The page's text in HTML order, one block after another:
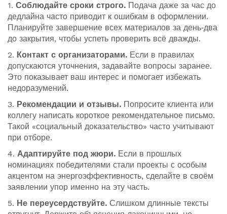
1. Соблюдайте сроки строго. Подача даже за час до
дедлайна часто приводит к ошибкам в оформлении.
Планируйте завершение всех материалов за день‑два
до закрытия, чтобы успеть проверить всё дважды.
2. Контакт с организаторами. Если в правилах
допускаются уточнения, задавайте вопросы заранее.
Это показывает ваш интерес и помогает избежать
недоразумений.
3. Рекомендации и отзывы. Попросите клиента или
коллегу написать короткое рекомендательное письмо.
Такой «социальный доказательство» часто учитывают
при отборе.
4. Адаптируйте под жюри. Если в прошлых
номинациях победителями стали проекты с особым
акцентом на энергоэффективность, сделайте в своём
заявлении упор именно на эту часть.
5. Не переусердствуйте. Слишком длинные тексты